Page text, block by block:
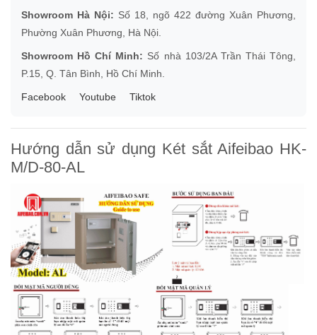
Showroom Hà Nội: Số 18, ngõ 422 đường Xuân Phương,
Phường Xuân Phương, Hà Nội.
Showroom Hồ Chí Minh: Số nhà 103/2A Trần Thái Tông,
P.15, Q. Tân Bình, Hồ Chí Minh.
Facebook Youtube Tiktok
Hướng dẫn sử dụng Két sắt Aifeibao HK-
M/D-80-AL